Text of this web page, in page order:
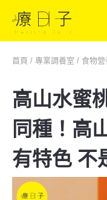
首頁 / 專業調養室 / 食物營
高山水蜜
同種！高
有特色 不